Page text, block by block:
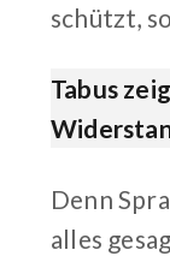
schützt,
Tabus
Denn
alles